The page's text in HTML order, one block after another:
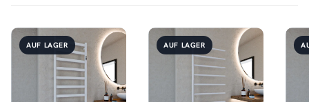
AUF LAGER AUF LAGER